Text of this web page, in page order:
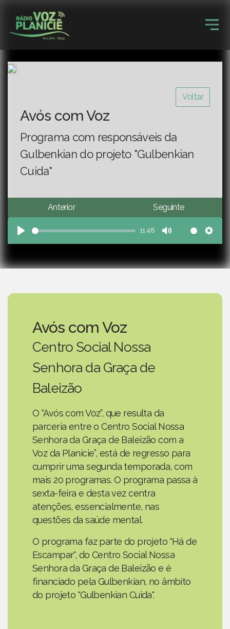
Voltar
Avós com Voz
Programa com responsáveis da
Gulbenkian do projeto "Gulbenkian
Cuida"
Anterior Seguinte
Play
11:48
Mute
Avós com Voz
Centro Social Nossa
Senhora da Graça de
Baleizão
O “Avós com Voz”, que resulta da
parceria entre o Centro Social Nossa
Senhora da Graça de Baleizão com a
Voz da Planície”, está de regresso para
cumprir uma segunda temporada, com
mais 20 programas. O programa passa à
sexta-feira e desta vez centra
atenções, essencialmente, nas
questões da saúde mental.
O programa faz parte do projeto "Há de
Escampar", do Centro Social Nossa
Senhora da Graça de Baleizão e é
financiado pela Gulbenkian, no âmbito
do projeto "Gulbenkian Cuida".